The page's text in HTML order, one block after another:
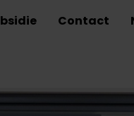
Contact